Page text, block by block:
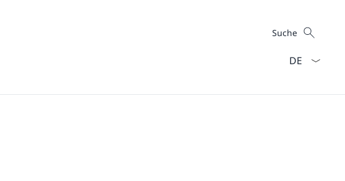
Suche
Suche